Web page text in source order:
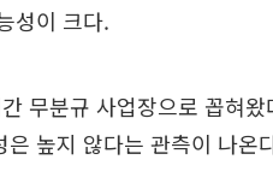
성이 크다.
무분규 사업장으로 꼽혀
높지 않다는 관측이 나온